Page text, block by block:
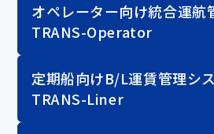
オペレーター向け統合運航
TRANS-Operator
定期船向けB/L運賃管理シ
TRANS-Liner